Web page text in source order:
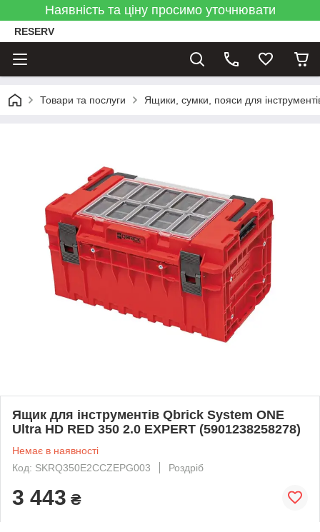
Наявність та ціну просимо уточнювати
RESERV
Товари та послуги Ящики, сумки, пояси для
Ящик для інструментів Qbrick System ONE
Ultra HD RED 350 2.0 EXPERT (5901238258278)
Немає в наявності
Код: SKRQ350E2CCZEPG003
Роздріб
3 443 ₴